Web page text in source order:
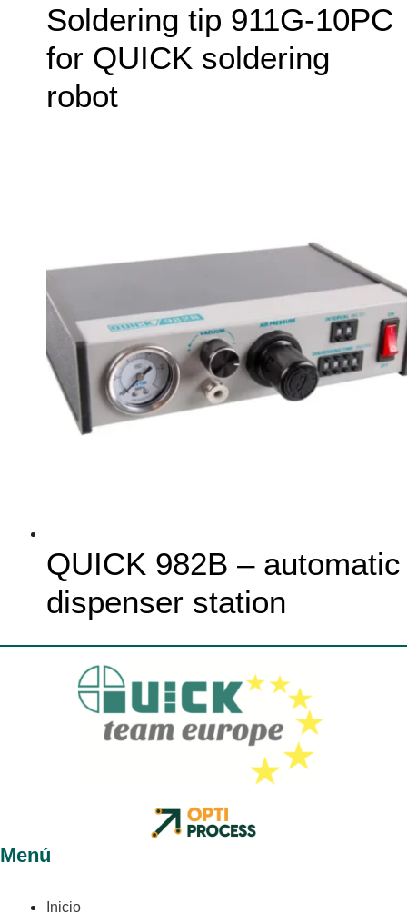
Soldering tip 911G-10PC
for QUICK soldering
robot
QUICK 982B – automatic
dispenser station
Menú
Inicio